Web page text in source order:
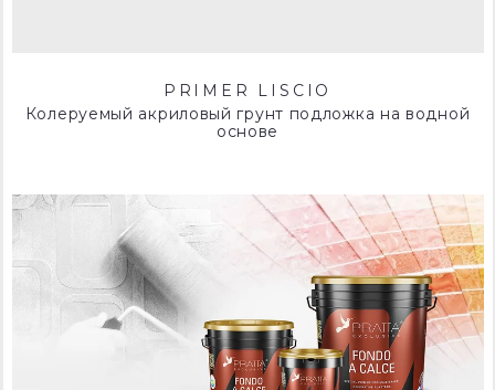
PRIMER LISCIO
Колеруемый акриловый грунт подложка на водной
основе